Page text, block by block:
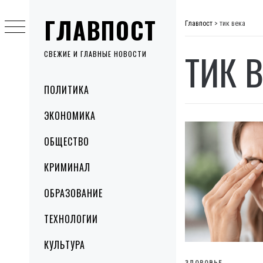
ГЛАВПОСТ
СВЕЖИЕ И ГЛАВНЫЕ НОВОСТИ
MenuПОЛИТИКА
ЭКОНОМИКА
ОБЩЕСТВО
КРИМИНАЛ
ОБРАЗОВАНИЕ
ТЕХНОЛОГИИ
КУЛЬТУРА
to
content
Главпост > тик века
ТИК